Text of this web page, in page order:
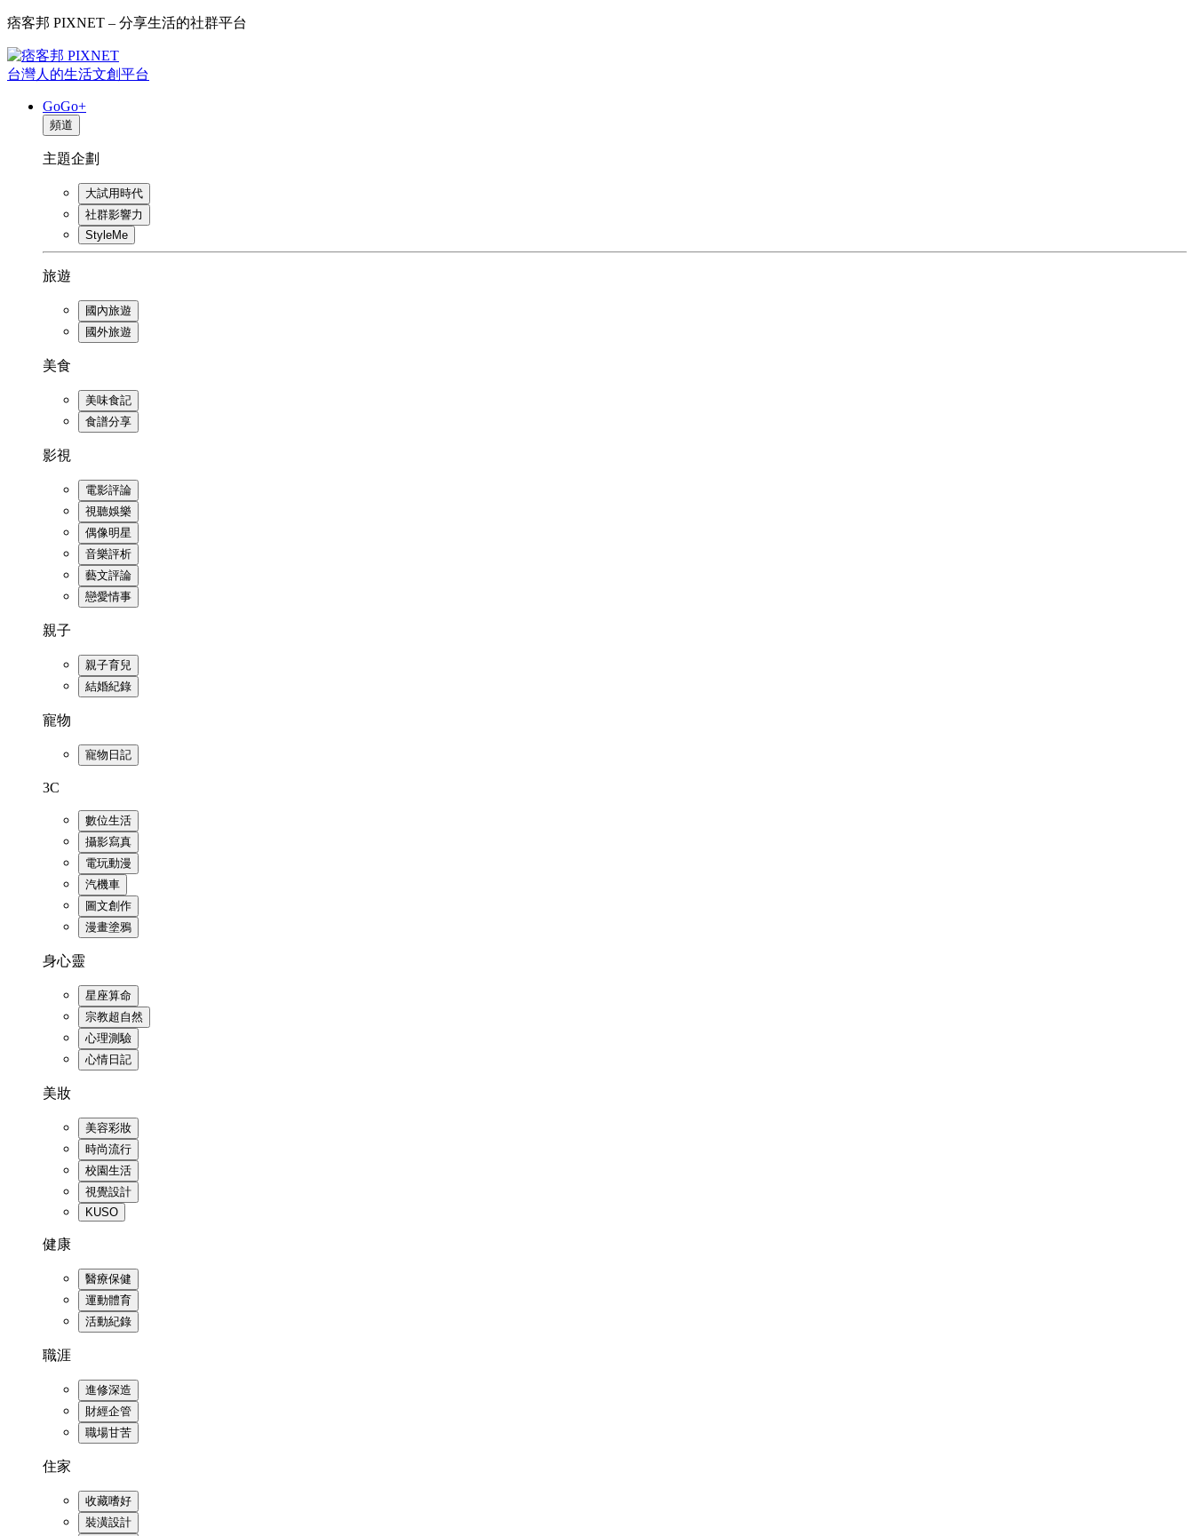
痞客邦 PIXNET – 分享生活的社群平台
台灣人的生活文創平台
GoGo+
頻道
主題企劃
大試用時代
社群影響力
StyleMe
旅遊
國內旅遊
國外旅遊
美食
美味食記
食譜分享
影視
電影評論
視聽娛樂
偶像明星
音樂評析
藝文評論
戀愛情事
親子
親子育兒
結婚紀錄
寵物
寵物日記
3C
數位生活
攝影寫真
電玩動漫
汽機車
圖文創作
漫畫塗鴉
身心靈
星座算命
宗教超自然
心理測驗
心情日記
美妝
美容彩妝
時尚流行
校園生活
視覺設計
KUSO
健康
醫療保健
運動體育
活動紀錄
職涯
進修深造
財經企管
職場甘苦
住家
收藏嗜好
裝潢設計